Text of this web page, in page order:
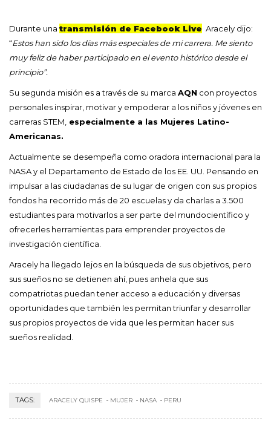
Durante una transmisión de Facebook Live Aracely dijo:
“Estos han sido los días más especiales de mi carrera. Me siento
muy feliz de haber participado en el evento histórico desde el
principio”.
Su segunda misión es a través de su marca AQN con proyectos
personales inspirar, motivar y empoderar a los niños y jóvenes en
carreras STEM, especialmente a las Mujeres Latino-
Americanas.
Actualmente se desempeña como oradora internacional para la
NASA y el Departamento de Estado de los EE. UU. Pensando en
impulsar a las ciudadanas de su lugar de origen con sus propios
fondos ha recorrido más de 20 escuelas y da charlas a 3.500
estudiantes para motivarlos a ser parte del mundocientífico y
ofrecerles herramientas para emprender proyectos de
investigación científica.
Aracely ha llegado lejos en la búsqueda de sus objetivos, pero
sus sueños no se detienen ahí, pues anhela que sus
compatriotas puedan tener acceso a educación y diversas
oportunidades que también les permitan triunfar y desarrollar
sus propios proyectos de vida que les permitan hacer sus
sueños realidad.
TAGS: ARACELY QUISPE MUJER NASA PERU